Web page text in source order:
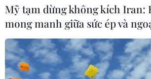
Tiếp tục cháy cửa hàng phế
liệu trên đường 25m ở Hà Nội
10/08/2026 04:35
Mỹ tạm dừng không kích Iran:
mong manh giữa sức ép và